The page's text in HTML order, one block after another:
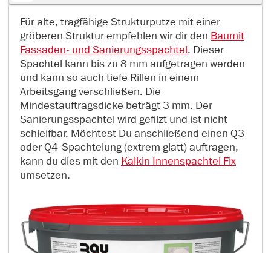
Für alte, tragfähige Strukturputze mit einer
gröberen Struktur empfehlen wir dir den Baumit
Fassaden- und Sanierungsspachtel. Dieser
Spachtel kann bis zu 8 mm aufgetragen werden
und kann so auch tiefe Rillen in einem
Arbeitsgang verschließen. Die
Mindestauftragsdicke beträgt 3 mm. Der
Sanierungsspachtel wird gefilzt und ist nicht
schleifbar. Möchtest Du anschließend einen Q3
oder Q4-Spachtelung (extrem glatt) auftragen,
kann du dies mit den Kalkin Innenspachtel Fix
umsetzen.